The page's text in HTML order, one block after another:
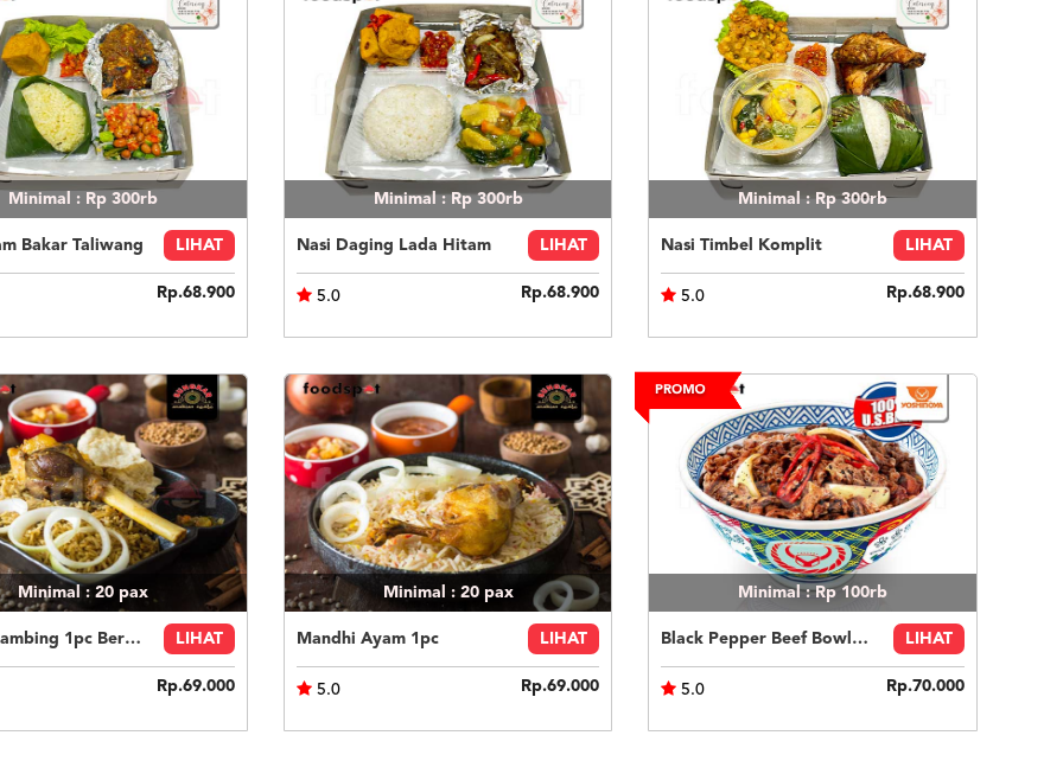
Minimal : Rp 300rb
Bakar Taliwang LIHAT
Rp.68.900
Minimal : Rp 300rb
Nasi Daging Lada Hitam LIHAT
5.0 Rp.68.900
Minimal : Rp 300rb
Nasi Timbel Komplit LIHAT
5.0 Rp.68.900
Minimal : 20 pax
Kebuli Kambing 1pc Beras Basmati LIHAT
Rp.69.000
Minimal : 20 pax
Mandhi Ayam 1pc LIHAT
5.0 Rp.69.000
Minimal : Rp 100rb
Black Pepper Beef Bowl (L) LIHAT
5.0 Rp.70.000